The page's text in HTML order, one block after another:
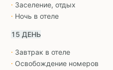
∙ Заселение, отдых
∙ Ночь в отеле
15 ДЕНЬ
∙ Завтрак в отеле
∙ Освобождение номеров